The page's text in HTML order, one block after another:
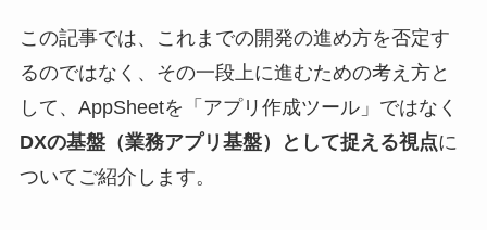
この記事では、これまでの開発の進め方を否定す
るのではなく、その一段上に進むための考え方と
して、AppSheetを「アプリ作成ツール」ではなく
DXの基盤（業務アプリ基盤）として捉える視点に
ついてご紹介します。